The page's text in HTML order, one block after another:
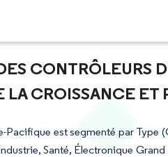
CONTRÔLEURS
LA CROISSANCE
Pacifique est segmenté par Type
Santé, Électronique